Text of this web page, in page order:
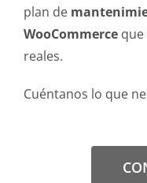
plan de
WooCommerceque
reales.
Cuéntanos lo que